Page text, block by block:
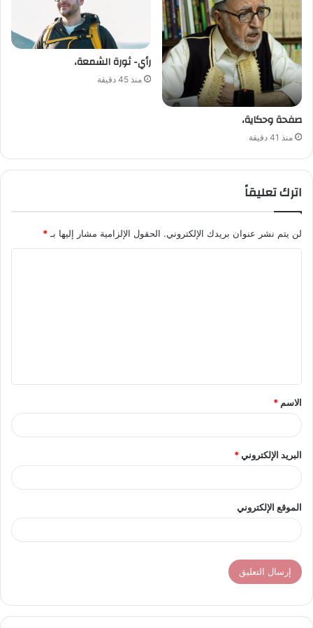
صفحة وحكاية،
منذ 41 دقيقة
رأي- ثورة الشمعة،
منذ 45 دقيقة
اترك تعليقاً
لن يتم نشر عنوان بريدك الإلكتروني. الحقول الإلزامية مشار إليها بـ*
ق
*
الاسم *
البريد الإلكتروني*
الموقع الإلكتروني